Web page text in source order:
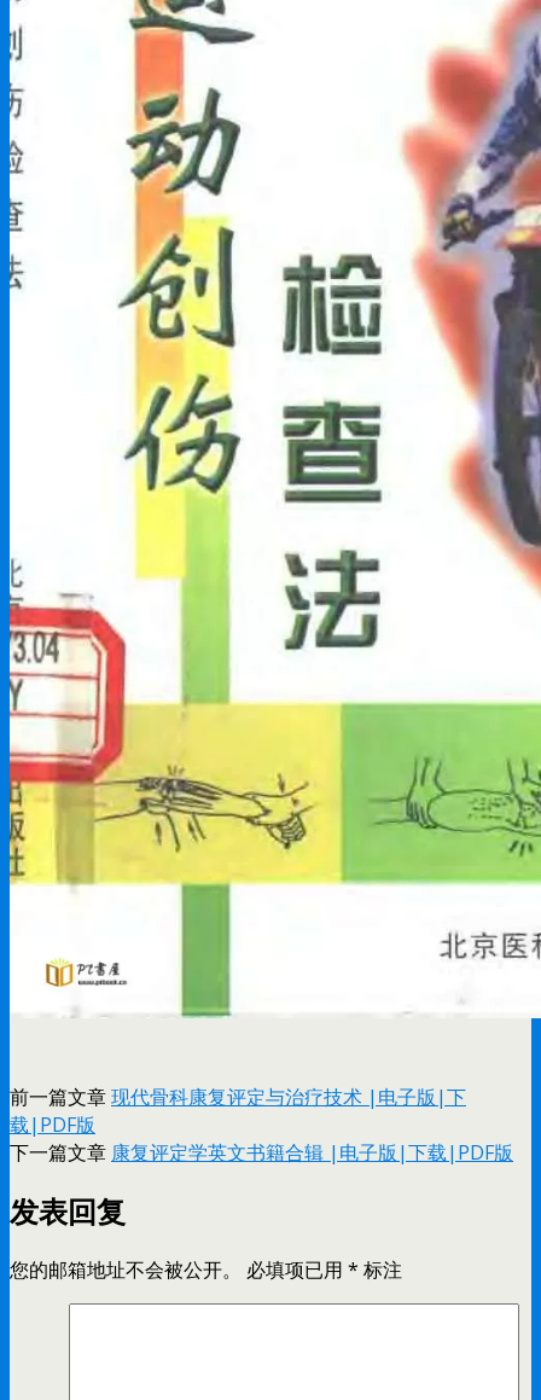
前一篇文章现代骨科康复评定与治疗技术 |电子版|下
载|PDF版
下一篇文章 康复评定学英文书籍合辑 |电子版|下载|PDF版
发表回复
您的邮箱地址不会被公开。 必填项已用 * 标注